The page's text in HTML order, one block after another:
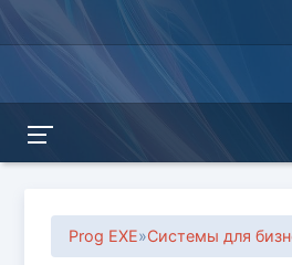
Prog EXE»Системы для